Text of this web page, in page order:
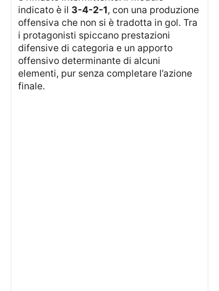
indicato è il 3-4-2-1, con una produzione
offensiva che non si è tradotta in gol. Tra
i protagonisti spiccano prestazioni
difensive di categoria e un apporto
offensivo determinante di alcuni
elementi, pur senza completare l’azione
finale.